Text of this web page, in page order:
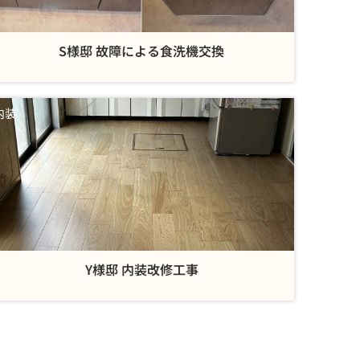
S様邸 故障による食洗機交換
装
Y様邸 内装改修工事